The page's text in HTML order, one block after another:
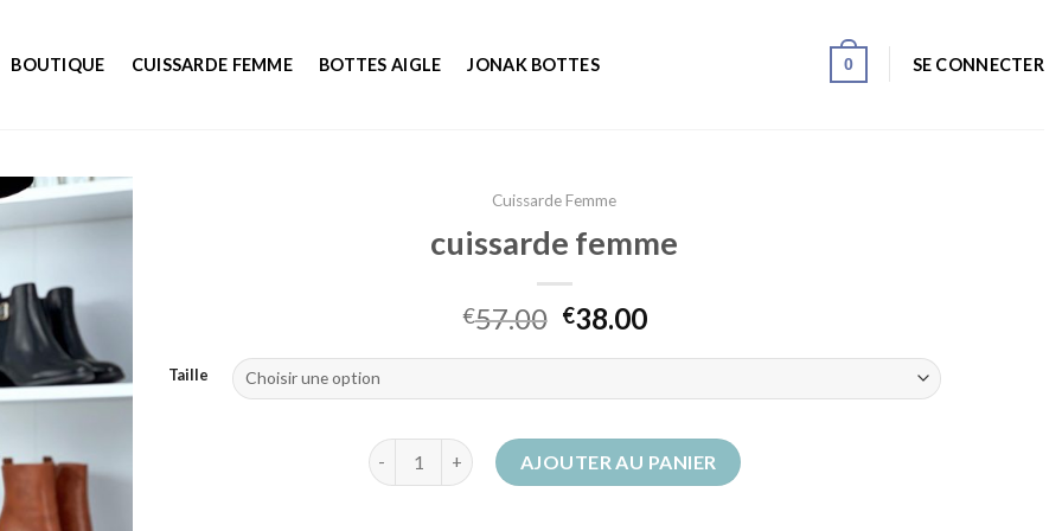
BOUTIQUE CUISSARDE FEMME BOTTES AIGLE JONAK BOTTES 0 SE CONNECTER
Cuissarde Femme
cuissarde femme
€57.00 €38.00
Taille
quantité de cuissarde femmeAJOUTER AU PANIER